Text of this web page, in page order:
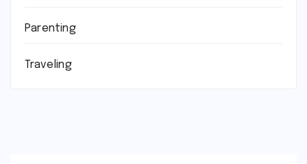
Parenting
Traveling